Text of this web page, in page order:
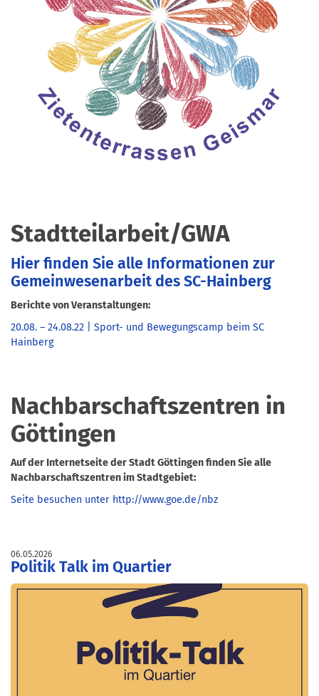
Stadtteilarbeit/GWA
Hier finden Sie alle Informationen zur
Gemeinwesenarbeit des SC-Hainberg
Berichte von Veranstaltungen:
20.08. – 24.08.22 | Sport- und Bewegungscamp beim SC
Hainberg
Nachbarschaftszentren in
Göttingen
Auf der Internetseite der Stadt Göttingen finden Sie alle
Nachbarschaftszentren im Stadtgebiet:
Seite besuchen unter http://www.goe.de/nbz
06.05.2026
Politik Talk im Quartier